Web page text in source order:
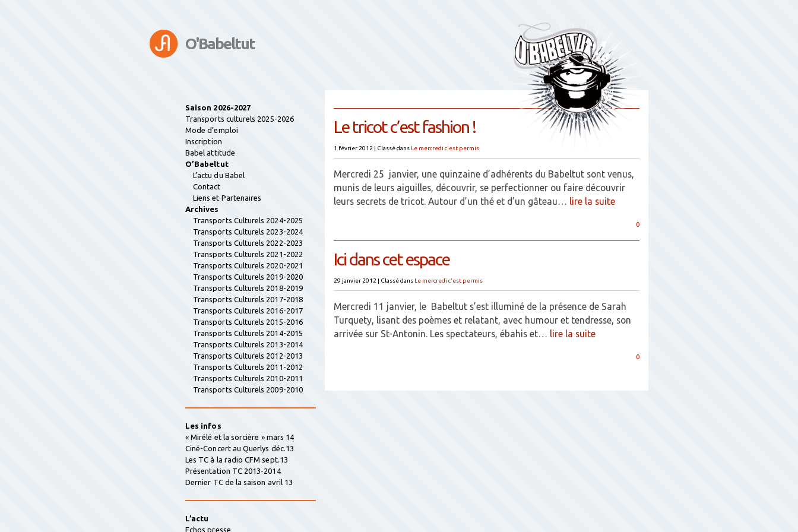
O'Babeltut
Le tricot c’est fashion !
1 février 2012 | Classé dans Le mercredi c'est permis
Mercredi 25 janvier, une quinzaine d’adhérents du Babeltut sont venus,
munis de leurs aiguilles, découvrir, se perfectionner ou faire découvrir
leurs secrets de tricot. Autour d’un thé et d’un gâteau… lire la suite
0
Ici dans cet espace
29 janvier 2012 | Classé dans Le mercredi c'est permis
Mercredi 11 janvier, le Babeltut s’est illuminé de la présence de Sarah
Turquety, lisant des poèmes et relatant, avec humour et tendresse, son
arrivée sur St-Antonin. Les spectateurs, ébahis et… lire la suite
0
Saison 2026-2027
Transports culturels 2025-2026
Mode d’emploi
Inscription
Babel attitude
O’Babeltut
L’actu du Babel
Contact
Liens et Partenaires
Archives
Transports Culturels 2024-2025
Transports Culturels 2023-2024
Transports Culturels 2022-2023
Transports Culturels 2021-2022
Transports Culturels 2020-2021
Transports Culturels 2019-2020
Transports Culturels 2018-2019
Transports Culturels 2017-2018
Transports Culturels 2016-2017
Transports Culturels 2015-2016
Transports Culturels 2014-2015
Transports Culturels 2013-2014
Transports Culturels 2012-2013
Transports Culturels 2011-2012
Transports Culturels 2010-2011
Transports Culturels 2009-2010
Les infos
« Mirélé et la sorcière » mars 14
Ciné-Concert au Querlys déc.13
Les TC à la radio CFM sept.13
Présentation TC 2013-2014
Dernier TC de la saison avril 13
L’actu
Echos presse